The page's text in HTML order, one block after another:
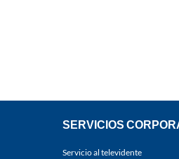
SERVICIOS
Servicio al televidente